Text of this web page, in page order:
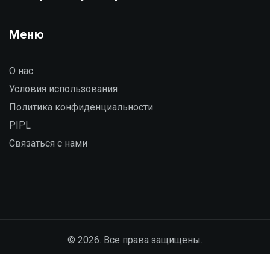
Меню
О нас
Условия использования
Политика конфиденциальности
PIPL
Связаться с нами
© 2026. Все права защищены.